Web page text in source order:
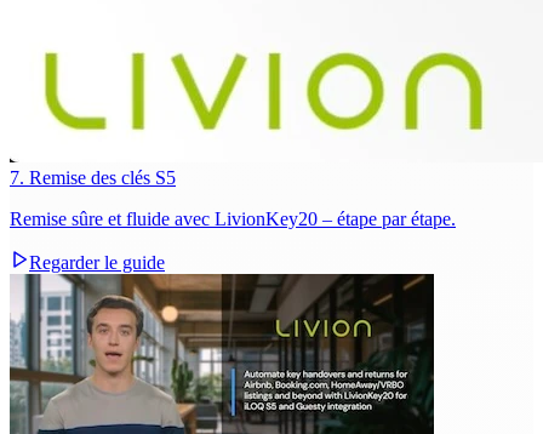
7. Remise des clés S5
Remise sûre et fluide avec LivionKey20 – étape par étape.
Regarder le guide